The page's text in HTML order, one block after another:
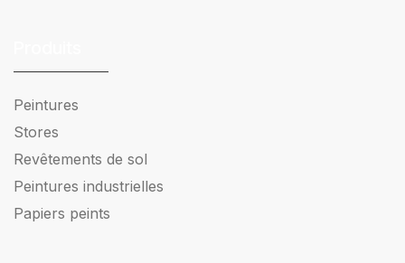
Peintures
Stores
Revêtements de sol
Peintures industrielles
Papiers peints